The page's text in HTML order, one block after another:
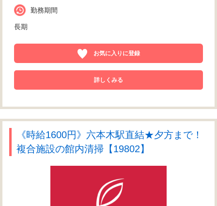
勤務期間
長期
お気に入りに登録
詳しくみる
《時給1600円》六本木駅直結★夕方まで！
複合施設の館内清掃【19802】